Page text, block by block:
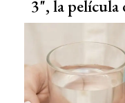
3", la película